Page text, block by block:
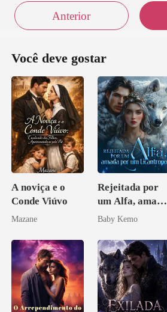
Anterior
Você deve gostar
A noviça e o
Conde Viúvo
Mazane
Rejeitada por
um Alfa, amada
por um
Baby Kemo